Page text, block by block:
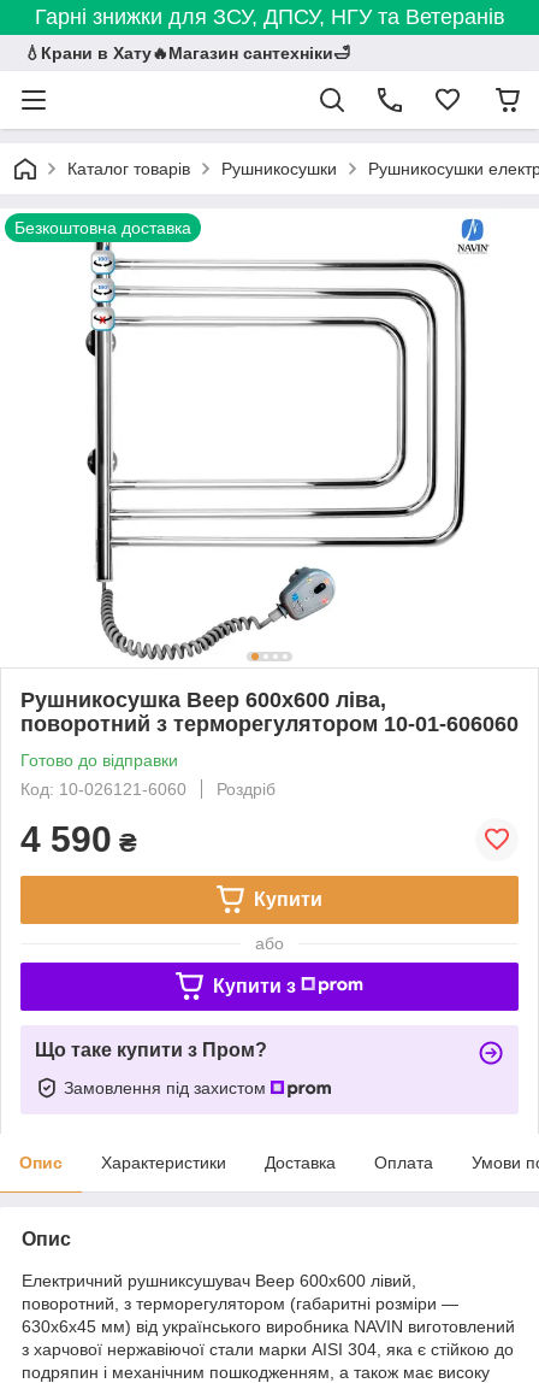
Гарні знижки для ЗСУ, ДПСУ, НГУ та Ветеранів
💧Крани в Хату🔥Магазин сантехніки🛁
Каталог товарів Рушникосушки Рушникосушки
Безкоштовна доставка
Рушникосушка Веер 600х600 ліва,
поворотний з терморегулятором 10-01-606060
Готово до відправки
Код: 10-026121-6060
Роздріб
4 590 ₴
Купити
або
Купити з
Що таке купити з Пром?
Замовлення під захистом
Опис Характеристики Доставка Оплата Умови
Опис
Електричний рушниксушувач Веер 600х600 лівий,
поворотний, з терморегулятором (габаритні розміри —
630x6x45 мм) від українського виробника NAVIN виготовлений
з харчової нержавіючої стали марки AISI 304, яка є стійкою до
подряпин і механічним пошкодженням, а також має високу